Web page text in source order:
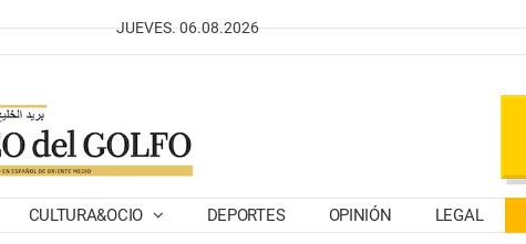
JUEVES. 06.08.2026
CULTURA&OCIO DEPORTES OPINIÓN LEGAL